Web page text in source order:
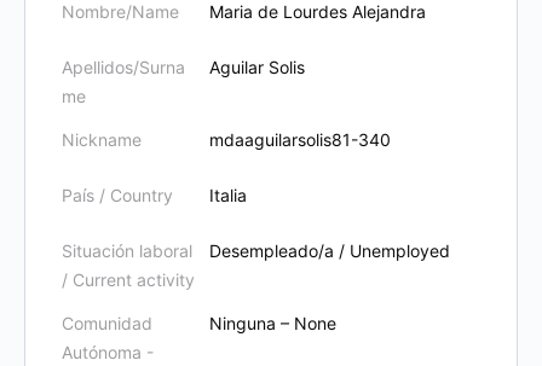
Nombre/Name Maria de Lourdes Alejandra
Apellidos/Surna
me
Aguilar Solis
Nickname mdaaguilarsolis81-340
País / Country Italia
Situación laboral
/ Current activity
Desempleado/a / Unemployed
Comunidad
Autónoma -
Ninguna – None